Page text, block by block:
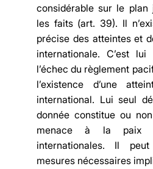
considérable sur le plan
les faits (art. 39). Il
précise des atteintes et
internationale. C’est
l’échec du règlement
l’existence d’une
international. Lui seul
donnée constitue ou
menace à la
internationales. Il
mesures nécessaires